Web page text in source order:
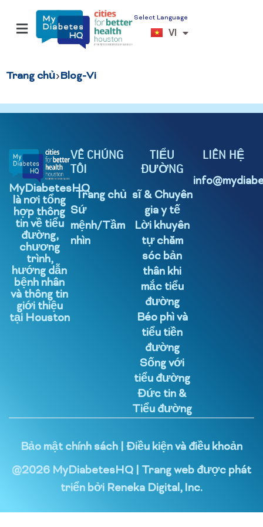
Select Language
VI
EN
ES
Trang chủ›Blog-Vi
MyDiabetesHQ
là nơi tổng
hợp thông
tin về tiểu
đường,
chương
trình,
hướng dẫn
bệnh nhân
và thông tin
giới thiệu
tại Houston
VỀ CHÚNG
TÔI
Trang chủ
Sứ
mệnh/Tầm
nhìn
TIỂU
ĐƯỜNG
sĩ & Chuyên
gia y tế
Lời khuyên
tự chăm
sóc bản
thân khi
mắc tiểu
đường
Béo phì và
tiểu tiền
đường
Sống với
tiểu đường
Đức tin &
Tiểu đường
LIÊN HỆ
Bảo mật chính sách
Điều kiện và điều khoản
@2026 MyDiabetesHQ | Trang web được phát
triển bởi Reneka Digital, Inc.